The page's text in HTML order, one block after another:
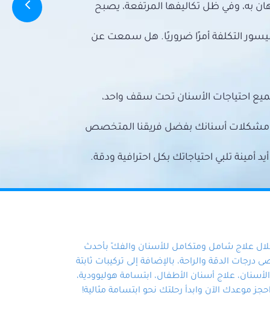
به، وفي ظل تكاليفها المرتفعة، يصبح
التكلفة أمرًا ضروريًا. هل سمعت عن
احتياجات الأسنان تحت سقف واحد،
مشكلات أسنانك بفضل فريقنا المتخصص
تلبي احتياجاتك بكل احترافية ودقة.
علاج شامل ومتكامل للأسنان والفكّ بأحدث
الدقة والراحة، بالإضافة إلى تركيبات ثابتة
علاج أسنان الأطفال، ابتسامة هوليوودية،
موعدك الآن وابدأ رحلتك نحو ابتسامة مثالية!